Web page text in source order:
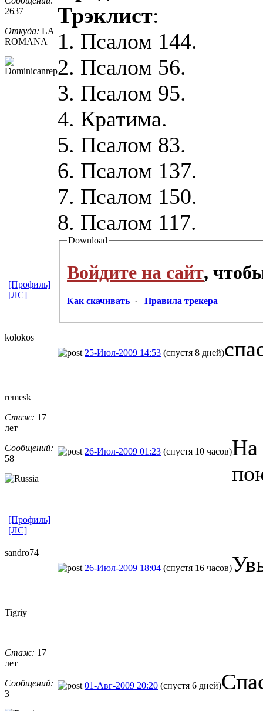
2637
Откуда: LA
ROMANA
Трэклист:
1. Псалом 144.
2. Псалом 56.
3. Псалом 95.
4. Кратима.
5. Псалом 83.
6. Псалом 137.
7. Псалом 150.
8. Псалом 117.
Download
Войдите на сайт,
Как скачивать · Правила трекера
[Профиль]
[ЛС]
kolokos
25-Июл-2009 14:53 (спустя 8 дней)
remesk
Стаж: 17
лет
Сообщений:
58
26-Июл-2009 01:23 (спустя 10 часов)На
[Профиль]
[ЛС]
sandro74
26-Июл-2009 18:04 (спустя 16 часов)
Tigriy
Стаж: 17
лет
Сообщений:
3
01-Авг-2009 20:20 (спустя 6 дней)